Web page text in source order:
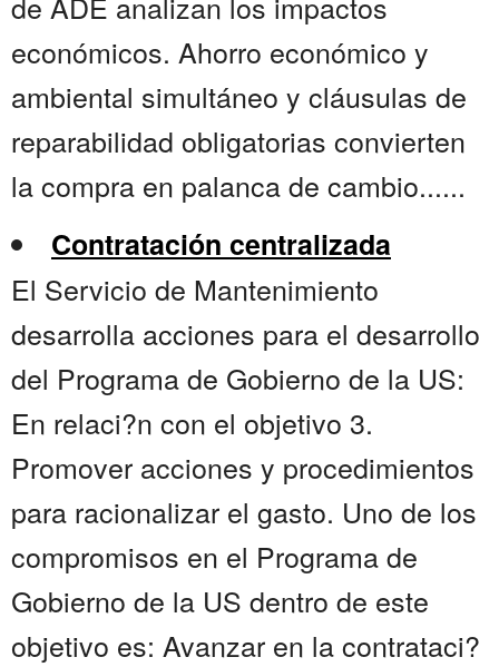
económicos. Ahorro económico y
ambiental simultáneo y cláusulas de
reparabilidad obligatorias convierten
la compra en palanca de cambio......
Contratación centralizada
El Servicio de Mantenimiento
desarrolla acciones para el desarrollo
del Programa de Gobierno de la US:
En relaci?n con el objetivo 3.
Promover acciones y procedimientos
para racionalizar el gasto. Uno de los
compromisos en el Programa de
Gobierno de la US dentro de este
objetivo es: Avanzar en la contrataci?